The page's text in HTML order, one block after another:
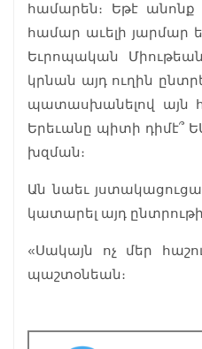
համարեն։ Եթէ
համար աւելի յարմար
Եւրոպական
կրնան այդ ուղին
պատասխանելով այն
Երեւանը պիտի դիմէ՞
խզման։
Ան նաեւ
կատարել այդ
«Սակայն ոչ մեր
պաշտօնեան։